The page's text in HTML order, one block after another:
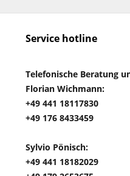
Service hotline
Telefonische Beratung
Florian Wichmann:
+49 441 18117830
+49 176 8433459
Sylvio Pönisch:
+49 441 18182029